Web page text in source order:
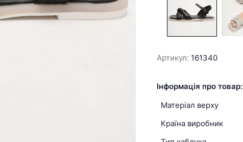
Артикул: 161340
Інформація про товар:
Матеріал верху
Країна виробник